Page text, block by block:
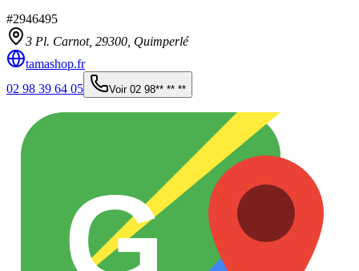
#2946495
3 Pl. Carnot, 29300 Quimperlé
tamashop.fr
02 98 39 64 05
Voir 02 98** ** **
G